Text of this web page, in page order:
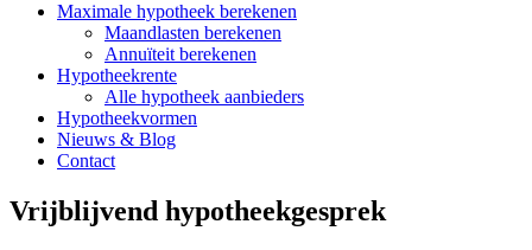
Maximale hypotheek berekenen
Maandlasten berekenen
Annuïteit berekenen
Hypotheekrente
Alle hypotheek aanbieders
Hypotheekvormen
Nieuws & Blog
Contact
Vrijblijvend hypotheekgesprek